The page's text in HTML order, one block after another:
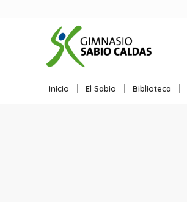
Inicio El Sabio Biblioteca